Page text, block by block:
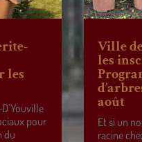
les
pour
du
Ville
les
août
Et si un
racine